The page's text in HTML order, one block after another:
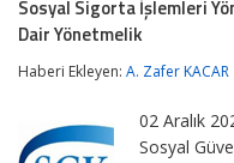
İşlemleri
Yönetmeliğinde
Yapılmasına
Yönetmelik
için
Sosyal Sigorta İşlemleri
Dair Yönetmelik
Haberi Ekleyen: A. Zafer KACAR
02 Aralık
Sosyal